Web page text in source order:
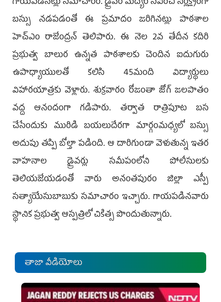
బస్సు నడపడంతో ఈ ప్రమాదం జరిగినట్లు పాఠశాల
హెచ్‌ఎం రాజేంద్రన్‌ తెలిపారు. ఈ నెల 2వ తేదీన కదిరి
ప్రభుత్వ బాలుర ఉన్నత పాఠశాలకు చెందిన ఐదుగురు
ఉపాధ్యాయులతో కలిసి 45మంది విద్యార్థులు
విహారయాత్రకు వెళ్లారు. శుక్రవారం రోజంతా జోగ్‌ జలపాతం
వద్ద ఆనందంగా గడిపారు. తర్వాత రాత్రిపూట బస
చేసేందుకు మురిడి బయలుదేరగా మార్గంమధ్యలో బస్సు
అదుపు తప్పి బోల్తా పడింది. ఆ దారిగుండా వెళుతున్న ఇతర
వాహనాల డ్రైవర్లు సమీపంలోని పోలీసులకు
తెలియజేయడంతో వారు అనంతపురం జిల్లా ఎస్పీ
సత్యాయేసుబాబుకు సమాచారం ఇచ్చారు. గాయపడినవారు
స్థానిక ప్రభుత్వ ఆస్పత్రిలో చికిత్స పొందుతున్నారు.
తాజా వీడియోలు